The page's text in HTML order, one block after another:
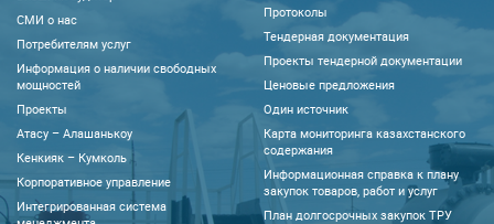
CМИ о нас
Потребителям услуг
Информация о наличии свободных
мощностей
Проекты
Атасу – Алашанькоу
Кенкияк – Кумколь
Корпоративное управление
Интегрированная система
Протоколы
Тендерная документация
Проекты тендерной документации
Ценовые предложения
Один источник
Карта мониторинга казахстанского
содержания
Информационная справка к плану
закупок товаров, работ и услуг
План долгосрочных закупок ТРУ